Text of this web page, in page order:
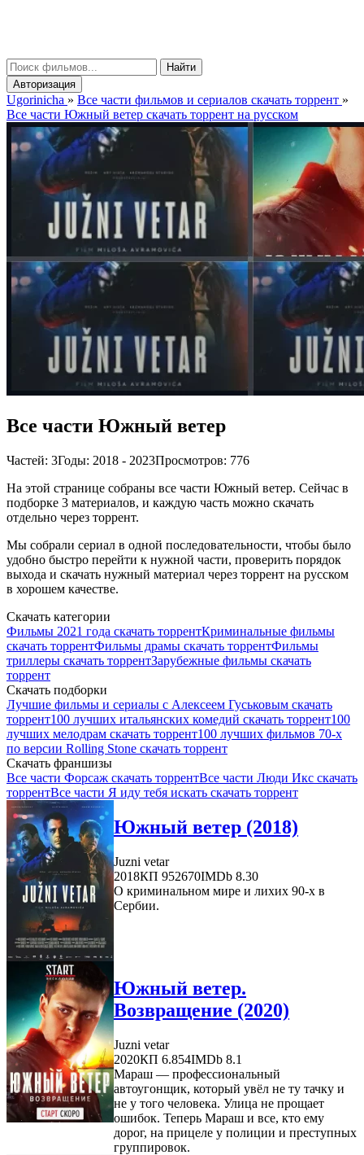
Найти
Авторизация
Ugorinicha » Все части фильмов и сериалов скачать торрент »
Все части Южный ветер скачать торрент на русском
Все части Южный ветер
Частей: 3Годы: 2018 - 2023Просмотров: 776
На этой странице собраны все части Южный ветер. Сейчас в
подборке 3 материалов, и каждую часть можно скачать
отдельно через торрент.
Мы собрали сериал в одной последовательности, чтобы было
удобно быстро перейти к нужной части, проверить порядок
выхода и скачать нужный материал через торрент на русском
в хорошем качестве.
Скачать категории
Фильмы 2021 года скачать торрентКриминальные фильмы
скачать торрентФильмы драмы скачать торрентФильмы
триллеры скачать торрентЗарубежные фильмы скачать
торрент
Скачать подборки
Лучшие фильмы и сериалы с Алексеем Гуськовым скачать
торрент100 лучших итальянских комедий скачать торрент100
лучших мелодрам скачать торрент100 лучших фильмов 70-х
по версии Rolling Stone скачать торрент
Скачать франшизы
Все части Форсаж скачать торрентВсе части Люди Икс скачать
торрентВсе части Я иду тебя искать скачать торрент
Южный ветер (2018)
Juzni vetar
2018КП 952670IMDb 8.30
О криминальном мире и лихих 90-х в
Сербии.
Южный ветер.
Возвращение (2020)
Juzni vetar
2020КП 6.854IMDb 8.1
Мараш — профессиональный
автоугонщик, который увёл не ту тачку и
не у того человека. Улица не прощает
ошибок. Теперь Мараш и все, кто ему
дорог, на прицеле у полиции и преступных
группировок.